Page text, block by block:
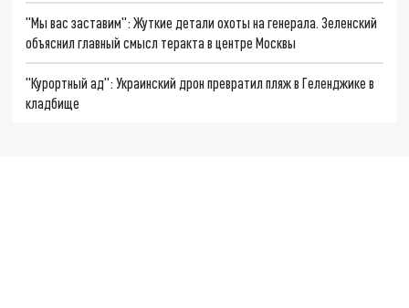
"Мы вас заставим": Жуткие детали охоты на генерала. Зеленский
объяснил главный смысл теракта в центре Москвы
"Курортный ад": Украинский дрон превратил пляж в Геленджике в
кладбище